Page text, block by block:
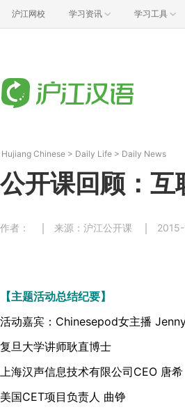
沪江网校 学习资讯 学习工具
Hujiang Chinese > Daily Life > Daily News
公开课回顾：
作者： 来源：沪江公开课
【主题活动总结纪要】
活动嘉宾：Chinesepod女主播
复旦大学讲师耿直博士
上海汉声信息技术有限公司CEO 唐希
美国CET项目负责人 曲铮